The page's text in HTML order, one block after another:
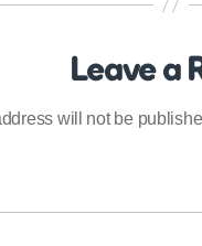
Leave a
will not be